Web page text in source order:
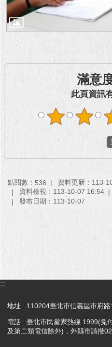
滿意
此頁資訊
點閱數： 536
資料更新：113-
資料檢視：113-10-07 16:54
發布日期：113-10-07
:::
地址 : 110204臺北市信義區市府路
電話 : 臺北市民當家熱線 1999(免
及第二類電信除外)，外縣市請撥